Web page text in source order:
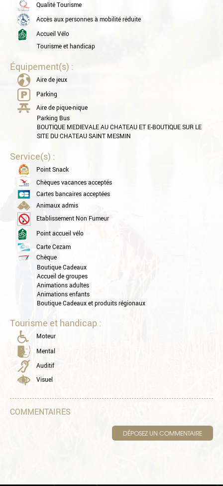
Qualité Tourisme
Accès aux personnes à mobilité réduite
Accueil Vélo
Tourisme et handicap
Équipement(s) :
Aire de jeux
Parking
Aire de pique-nique
Parking Bus
BOUTIQUE MEDIEVALE AU CHATEAU ET E-BOUTIQUE SUR LE
SITE DU CHATEAU SAINT MESMIN
Service(s) :
Point Snack
Chèques vacances acceptés
Cartes bancaires acceptées
Animaux admis
Etablissement Non Fumeur
Point accueil vélo
Carte Cezam
Chèque
Boutique Cadeaux
Accueil de groupes
Animations adultes
Animations enfants
Boutique Cadeaux et produits régionaux
Tourisme et handicap :
Moteur
Mental
Auditif
Visuel
COMMENTAIRES
DÉPOSEZ UN COMMENTAIRE